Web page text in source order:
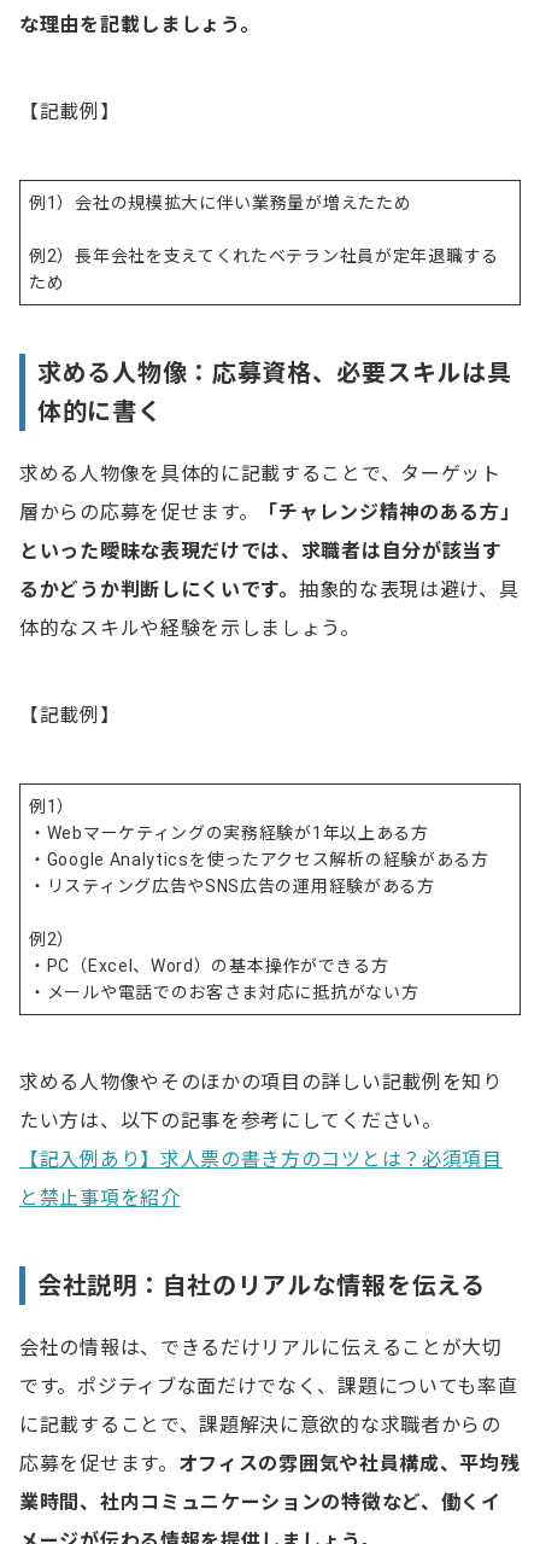
な理由を記載しましょう。
【記載例】
例1）会社の規模拡大に伴い業務量が増えたため
例2）長年会社を支えてくれたベテラン社員が定年退職する
ため
求める人物像：応募資格、必要スキルは具
体的に書く
求める人物像を具体的に記載することで、ターゲット
層からの応募を促せます。
「チャレンジ精神のある方」
といった曖昧な表現だけでは、求職者は自分が該当す
るかどうか判断しにくいです。 抽象的な表現は避け、具
体的なスキルや経験を示しましょう。
【記載例】
例1）
・Webマーケティングの実務経験が1年以上ある方
・Google Analyticsを使ったアクセス解析の経験がある方
・リスティング広告やSNS広告の運用経験がある方
例2）
・PC（Excel、Word）の基本操作ができる方
・メールや電話でのお客さま対応に抵抗がない方
求める人物像やそのほかの項目の詳しい記載例を知り
たい方は、以下の記事を参考にしてください。
【記入例あり】求人票の書き方のコツとは？必須項目
と禁止事項を紹介
会社説明：自社のリアルな情報を伝える
会社の情報は、できるだけリアルに伝えることが大切
です。ポジティブな面だけでなく、課題についても率直
に記載することで、課題解決に意欲的な求職者からの
応募を促せます。 オフィスの雰囲気や社員構成、平均残
業時間、社内コミュニケーションの特徴など、働くイ